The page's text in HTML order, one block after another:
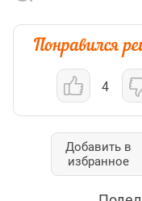
4
Добавить в
избранное